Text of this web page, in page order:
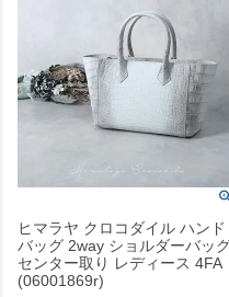
ヒマラヤ クロコダイル ハンド
バッグ 2way ショルダーバッ
センター取り レディース 4FA
(06001869r)